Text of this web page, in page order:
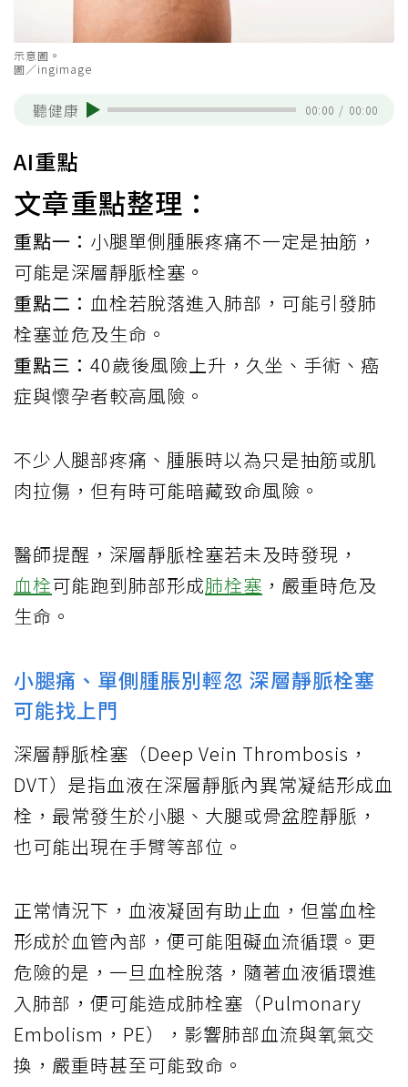
示意圖。
圖／ingimage
聽健康 00:00 / 00:00
AI重點
文章重點整理：
重點一： 小腿單側腫脹疼痛不一定是抽筋，
可能是深層靜脈栓塞。
重點二： 血栓若脫落進入肺部，可能引發肺
栓塞並危及生命。
重點三： 40歲後風險上升，久坐、手術、癌
症與懷孕者較高風險。
不少人腿部疼痛、腫脹時以為只是抽筋或肌
肉拉傷，但有時可能暗藏致命風險。
醫師提醒，深層靜脈栓塞若未及時發現，
血栓可能跑到肺部形成肺栓塞 ，嚴重時危及
生命。
小腿痛、單側腫脹別輕忽 深層靜脈栓塞
可能找上門
深層靜脈栓塞（Deep Vein Thrombosis，
DVT）是指血液在深層靜脈內異常凝結形成血
栓，最常發生於小腿、大腿或骨盆腔靜脈，
也可能出現在手臂等部位。
正常情況下，血液凝固有助止血，但當血栓
形成於血管內部，便可能阻礙血流循環。更
危險的是，一旦血栓脫落，隨著血液循環進
入肺部，便可能造成肺栓塞（Pulmonary
Embolism，PE），影響肺部血流與氧氣交
換，嚴重時甚至可能致命。